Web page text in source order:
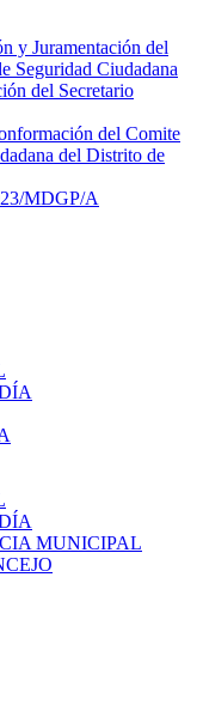
y Juramentación del
Seguridad Ciudadana
del Secretario
del Comite
del Distrito de
MDGP/A
MUNICIPAL